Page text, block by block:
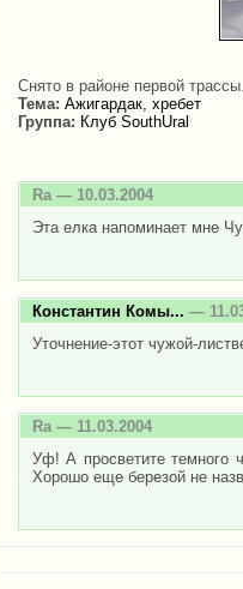
Снято в районе первой трассы.
Тема: Ажигардак, хребет
Группа: Клуб SouthUral
Ra— 10.03.2004
Эта елка напоминает мне
Константин Комы... —
Уточнение-этот чужой-
Ra — 11.03.2004
Уф! А просветите темного
Хорошо еще березой не